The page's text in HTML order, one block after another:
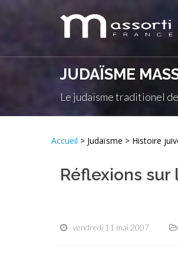
JUDAÏSME
Le judaïsme traditionel
Accueil > Judaïsme > Histoire
Réflexions sur
vendredi 11 mai 2007